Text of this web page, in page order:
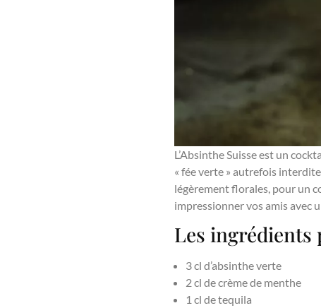
L’Absinthe Suisse est un
« fée verte » autrefois
légèrement florales, pour un
impressionner vos amis avec
Les ingrédients
3 cl d’absinthe verte
2 cl de crème de menthe
1 cl de tequila